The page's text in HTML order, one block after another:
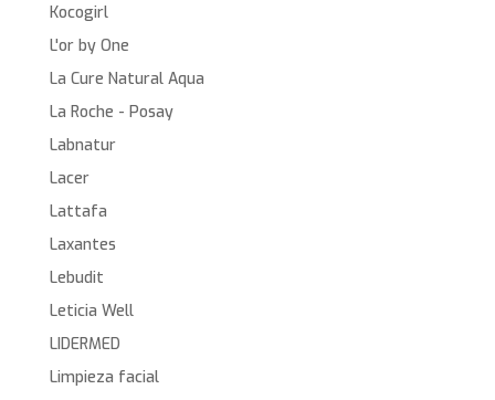
Kocogirl
L'or by One
La Cure Natural Aqua
La Roche - Posay
Labnatur
Lacer
Lattafa
Laxantes
Lebudit
Leticia Well
LIDERMED
Limpieza facial